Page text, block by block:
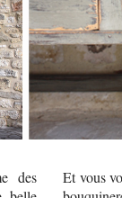
des
Et vous